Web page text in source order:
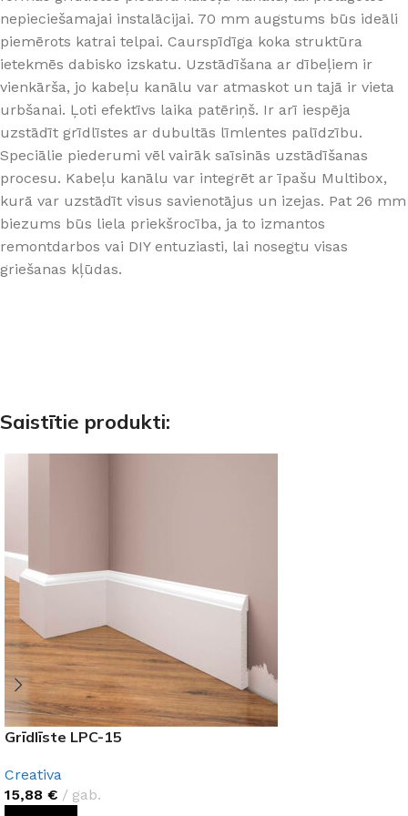
nepieciešamajai instalācijai. 70 mm augstums būs ideāli
piemērots katrai telpai. Caurspīdīga koka struktūra
ietekmēs dabisko izskatu. Uzstādīšana ar dībeļiem ir
vienkārša, jo kabeļu kanālu var atmaskot un tajā ir vieta
urbšanai. Ļoti efektīvs laika patēriņš. Ir arī iespēja
uzstādīt grīdlīstes ar dubultās līmlentes palīdzību.
Speciālie piederumi vēl vairāk saīsinās uzstādīšanas
procesu. Kabeļu kanālu var integrēt ar īpašu Multibox,
kurā var uzstādīt visus savienotājus un izejas. Pat 26 mm
biezums būs liela priekšrocība, ja to izmantos
remontdarbos vai DIY entuziasti, lai nosegtu visas
griešanas kļūdas.
Saistītie produkti:
Grīdlīste LPC-15
Creativa
15,88 € gab.